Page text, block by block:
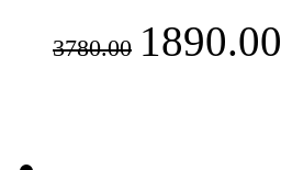
3780.00 1890.00